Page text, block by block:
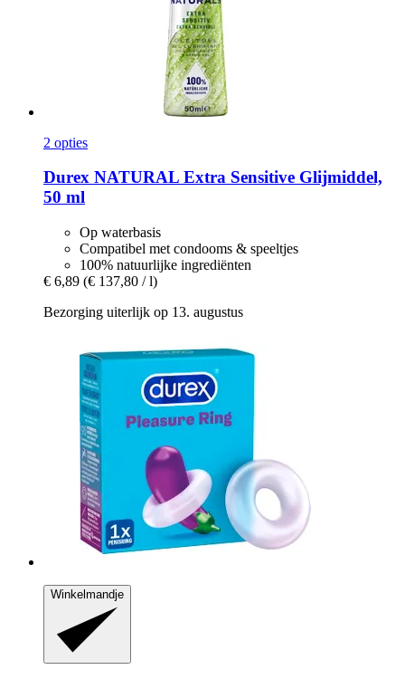
2 opties
Durex NATURAL Extra Sensitive Glijmiddel,
50 ml
Op waterbasis
Compatibel met condooms & speeltjes
100% natuurlijke ingrediënten
€ 6,89 (€ 137,80 / l)
Bezorging uiterlijk op 13. augustus
Winkelmandje